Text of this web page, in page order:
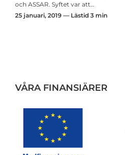
och ASSAR. Syftet var att…
25 januari, 2019 — Lästid 3 min
VÅRA FINANSIÄRER